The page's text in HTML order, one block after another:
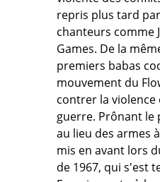
repris plus tard
chanteurs comme
Games. De la
premiers babas
mouvement du
contrer la violence
guerre. Prônant le
au lieu des armes
mis en avant lors
de 1967, qui s'est